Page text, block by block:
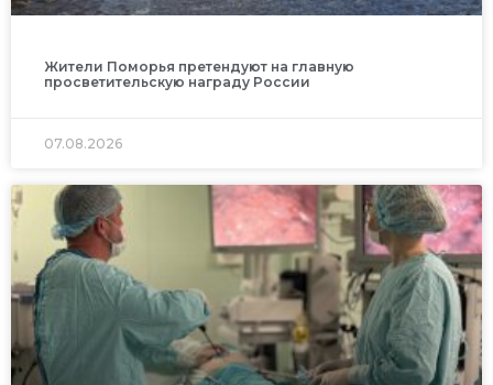
Жители Поморья претендуют на главную
просветительскую награду России
07.08.2026